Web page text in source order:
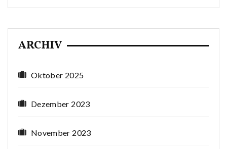
ARCHIV
Oktober 2025
Dezember 2023
November 2023